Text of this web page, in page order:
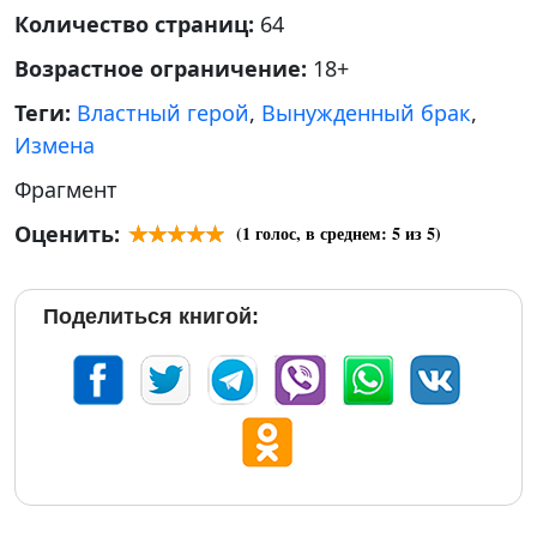
Количество страниц: 64
Возрастное ограничение: 18+
Теги: Властный герой, Вынужденный брак,
Измена
Фрагмент
Оценить:
(1 голос, в среднем: 5из 5)
Поделиться книгой: